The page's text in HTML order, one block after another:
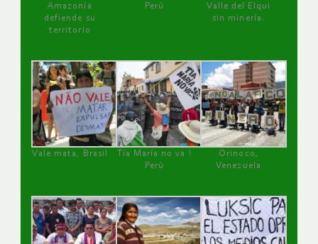
Amazonía
defiende su
territorio
Perú
Valle del Elqui
sin minería.
Vale mata, Brasil
Tía María no va !
Perú
Orinoco,
Venezuela